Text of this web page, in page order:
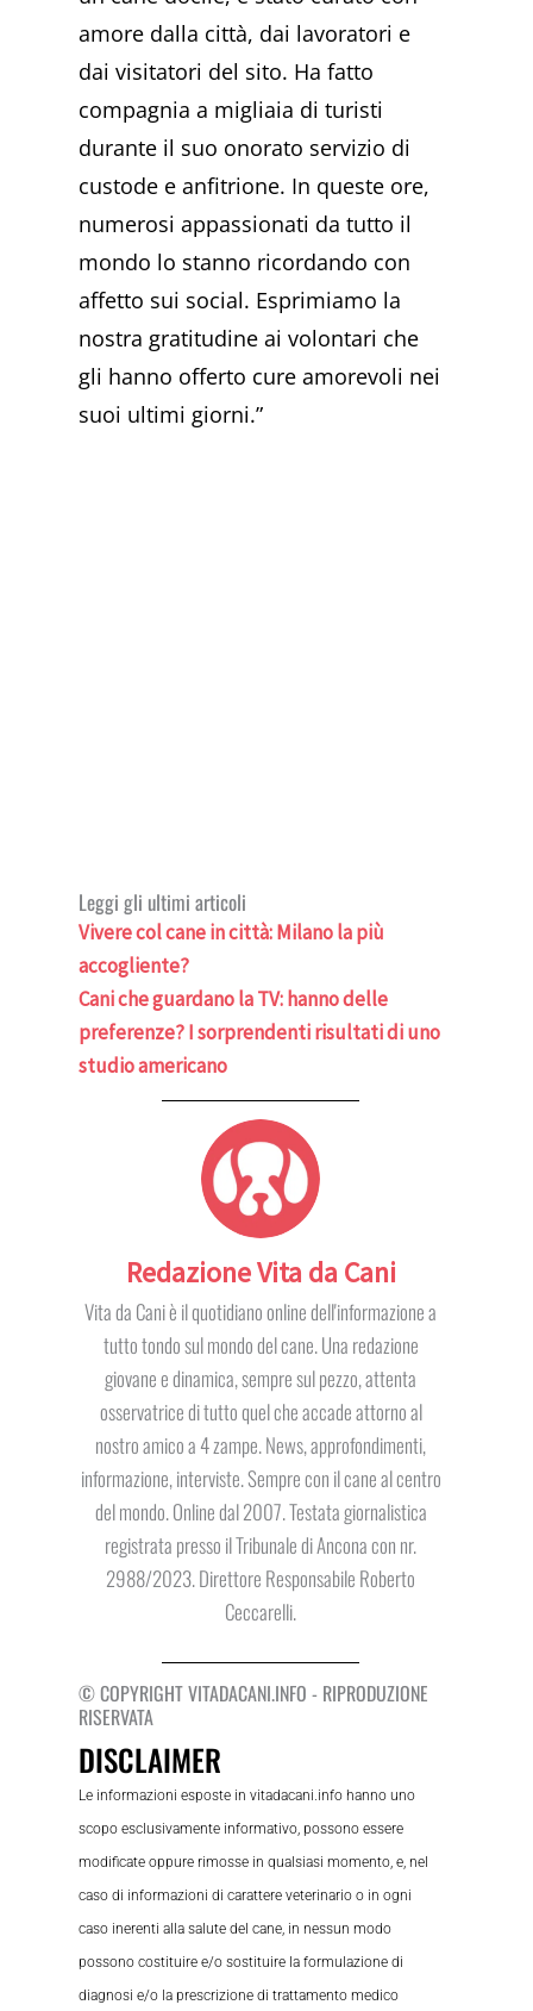
amore dalla città, dai lavoratori e
dai visitatori del sito. Ha fatto
compagnia a migliaia di turisti
durante il suo onorato servizio di
custode e anfitrione. In queste ore,
numerosi appassionati da tutto il
mondo lo stanno ricordando con
affetto sui social. Esprimiamo la
nostra gratitudine ai volontari che
gli hanno offerto cure amorevoli nei
suoi ultimi giorni.”
Leggi gli ultimi articoli
Vivere col cane in città: Milano la più
accogliente?
Cani che guardano la TV: hanno delle
preferenze? I sorprendenti risultati di uno
studio americano
Redazione Vita da Cani
Vita da Cani è il quotidiano online dell'informazione a
tutto tondo sul mondo del cane. Una redazione
giovane e dinamica, sempre sul pezzo, attenta
osservatrice di tutto quel che accade attorno al
nostro amico a 4 zampe. News, approfondimenti,
informazione, interviste. Sempre con il cane al centro
del mondo. Online dal 2007. Testata giornalistica
registrata presso il Tribunale di Ancona con nr.
2988/2023. Direttore Responsabile Roberto
Ceccarelli.
© COPYRIGHT VITADACANI.INFO - RIPRODUZIONE
RISERVATA
DISCLAIMER
Le informazioni esposte in vitadacani.info hanno uno
scopo esclusivamente informativo, possono essere
modificate oppure rimosse in qualsiasi momento, e, nel
caso di informazioni di carattere veterinario o in ogni
caso inerenti alla salute del cane, in nessun modo
possono costituire e/o sostituire la formulazione di
diagnosi e/o la prescrizione di trattamento medico